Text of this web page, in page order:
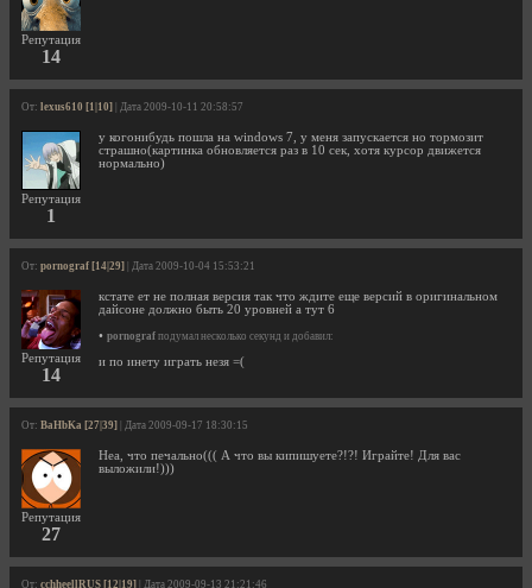
Репутация
14
От: lexus610 [1|10] | Дата 2009-10-11 20:58:57
Репутация
1
у когонибудь пошла на windows 7, у меня запускается но тормозит
страшно(картинка обновляется раз в 10 сек, хотя курсор движется
нормально)
От: pornograf [14|29] | Дата 2009-10-04 15:53:21
Репутация
14
кстате ет не полная версия так что ждите еще версий в оригинальном
дайсоне должно быть 20 уровней а тут 6
• pornograf подумал несколько секунд и добавил:
и по инету играть незя =(
От: BaHbKa [27|39] | Дата 2009-09-17 18:30:15
Репутация
27
Неа, что печально((( А что вы кипишуете?!?! Играйте! Для вас
выложили!)))
От: cchheellRUS [12|19] | Дата 2009-09-13 21:21:46